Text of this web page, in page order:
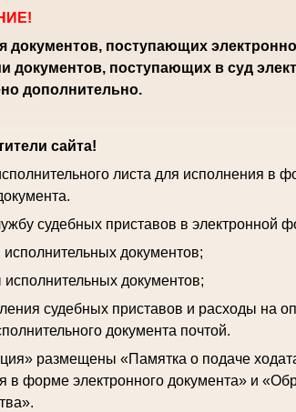
документов, поступающих
документов, поступающих в суд
дополнительно.
сайта!
листа для исполнения в
судебных приставов в электронной
документов;
документов;
судебных приставов и расходы на
документа почтой.
размещены «Памятка о подаче
в форме электронного документа» и